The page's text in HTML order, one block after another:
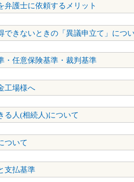
弁護士に依頼するメリット
できないときの「異議申立て」につ
・任意保険基準・裁判基準
工場様へ
る人(相続人)について
ついて
支払基準